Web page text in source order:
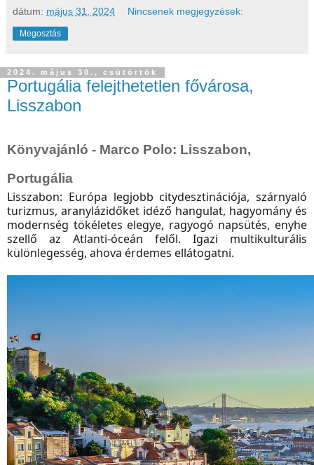
dátum: május 31, 2024 Nincsenek megjegyzések:
Megosztás
2024. május 30., csütörtök
Portugália felejthetetlen fővárosa,
Lisszabon
Könyvajánló - Marco Polo: Lisszabon,
Portugália
Lisszabon: Európa legjobb citydesztinációja, szárnyaló
turizmus, aranylázidőket idéző hangulat, hagyomány és
modernség tökéletes elegye, ragyogó napsütés, enyhe
szellő az Atlanti-óceán felől. Igazi multikulturális
különlegesség, ahova érdemes ellátogatni.